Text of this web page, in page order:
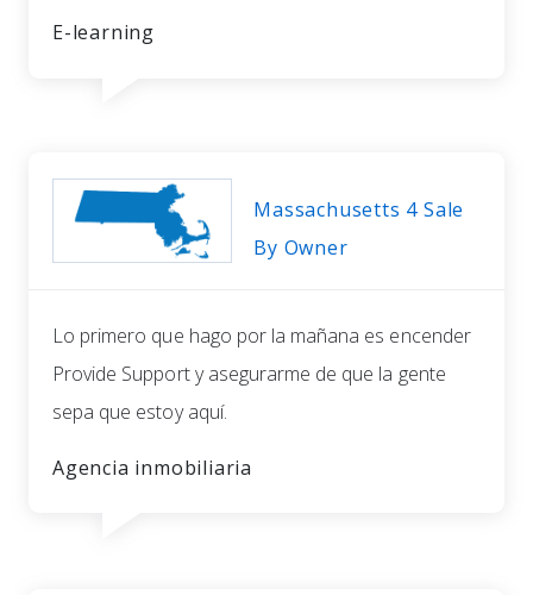
E-learning
Massachusetts 4 Sale
By Owner
Lo primero que hago por la mañana es encender
Provide Support y asegurarme de que la gente
sepa que estoy aquí.
Agencia inmobiliaria